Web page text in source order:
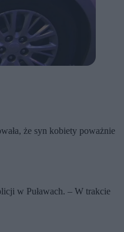
że syn kobiety poważnie
w Puławach. – W trakcie